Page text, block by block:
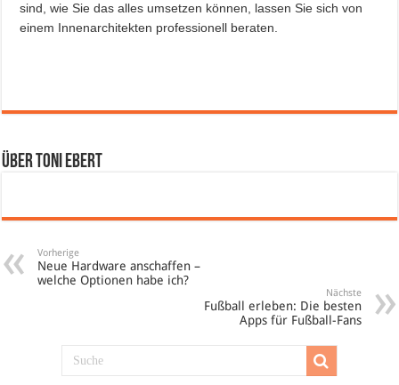
sind, wie Sie das alles umsetzen können, lassen Sie sich von
einem Innenarchitekten professionell beraten.
Über Toni Ebert
Vorherige
Neue Hardware anschaffen –
welche Optionen habe ich?
Nächste
Fußball erleben: Die besten
Apps für Fußball-Fans